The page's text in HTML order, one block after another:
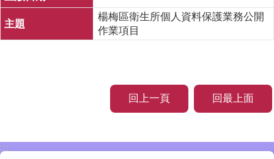
楊梅區衛生所個人資料保護業務公開
作業項目
回上一頁 回最上面
:::